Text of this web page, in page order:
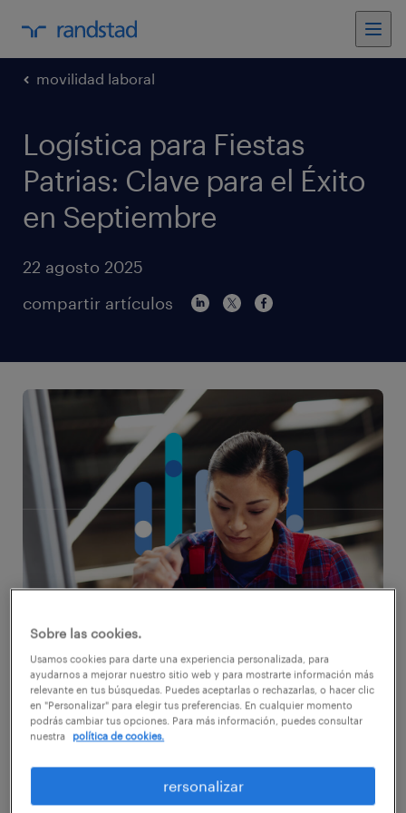
movilidad laboral
Logística para Fiestas
Patrias: Clave para el Éxito
en Septiembre
22 agosto 2025
compartir artículos
Con la llegada de septiembre, todo Chile se
prepara para celebrar. Para el retail y la
cadena de suministro, esto significa
un desafío logístico monumental que puede
ser una gran oportunidad o un punto de
Sobre las cookies.
Usamos cookies para darte una experiencia personalizada, para
ayudarnos a mejorar nuestro sitio web y para mostrarte información más
relevante en tus búsquedas. Puedes aceptarlas o rechazarlas, o hacer clic
en "Personalizar" para elegir tus preferencias. En cualquier momento
podrás cambiar tus opciones. Para más información, puedes consultar
nuestra
política de cookies.
rersonalizar